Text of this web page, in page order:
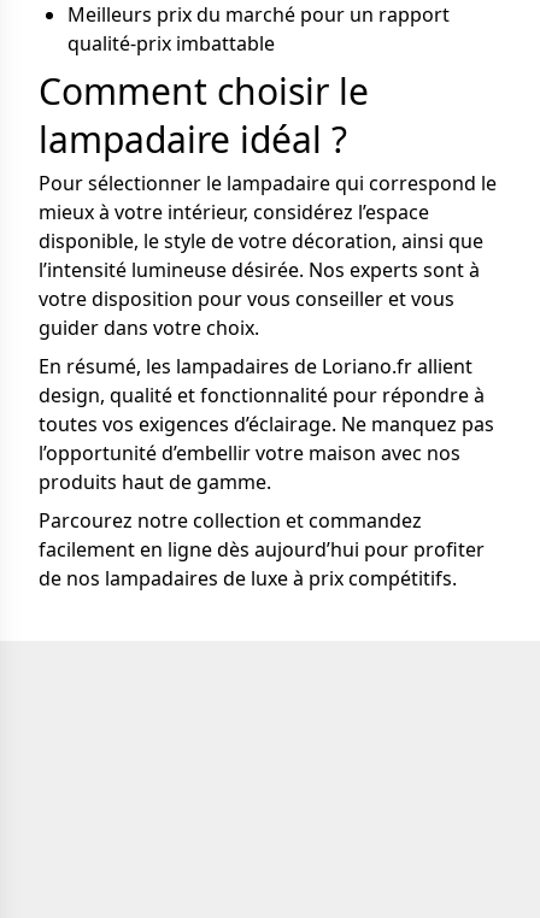
Meilleurs prix du marché pour un rapport
qualité-prix imbattable
Comment choisir le
lampadaire idéal ?
Pour sélectionner le lampadaire qui correspond le
mieux à votre intérieur, considérez l’espace
disponible, le style de votre décoration, ainsi que
l’intensité lumineuse désirée. Nos experts sont à
votre disposition pour vous conseiller et vous
guider dans votre choix.
En résumé, les lampadaires de Loriano.fr allient
design, qualité et fonctionnalité pour répondre à
toutes vos exigences d’éclairage. Ne manquez pas
l’opportunité d’embellir votre maison avec nos
produits haut de gamme.
Parcourez notre collection et commandez
facilement en ligne dès aujourd’hui pour profiter
de nos lampadaires de luxe à prix compétitifs.